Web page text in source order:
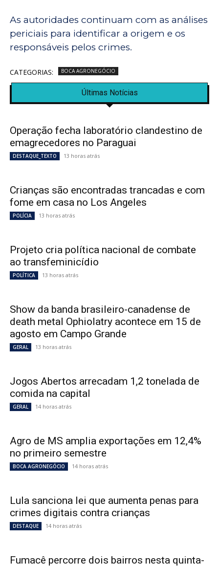
As autoridades continuam com as análises
periciais para identificar a origem e os
responsáveis pelos crimes.
CATEGORIAS: BOCA AGRONEGÓCIO
Últimas Notícias
Operação fecha laboratório clandestino de
emagrecedores no Paraguai
DESTAQUE_TEXTO 13 horas atrás
Crianças são encontradas trancadas e com
fome em casa no Los Angeles
POLÍCIA 13 horas atrás
Projeto cria política nacional de combate
ao transfeminicídio
POLÍTICA 13 horas atrás
Show da banda brasileiro-canadense de
death metal Ophiolatry acontece em 15 de
agosto em Campo Grande
GERAL 13 horas atrás
Jogos Abertos arrecadam 1,2 tonelada de
comida na capital
GERAL 14 horas atrás
Agro de MS amplia exportações em 12,4%
no primeiro semestre
BOCA AGRONEGÓCIO 14 horas atrás
Lula sanciona lei que aumenta penas para
crimes digitais contra crianças
DESTAQUE 14 horas atrás
Fumacê percorre dois bairros nesta quinta-